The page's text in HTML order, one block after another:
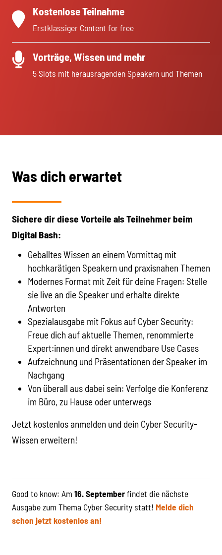
Kostenlose Teilnahme
Erstklassiger Content for free
Vorträge, Wissen und mehr
5 Slots mit herausragenden Speakern und Themen
Was dich erwartet
Sichere dir diese Vorteile als Teilnehmer beim
Digital Bash:
Geballtes Wissen an einem Vormittag mit
hochkarätigen Speakern und praxisnahen Themen
Modernes Format mit Zeit für deine Fragen: Stelle
sie live an die Speaker und erhalte direkte
Antworten
Spezialausgabe mit Fokus auf Cyber Security:
Freue dich auf aktuelle Themen, renommierte
Expert:innen und direkt anwendbare Use Cases
Aufzeichnung und Präsentationen der Speaker im
Nachgang
Von überall aus dabei sein: Verfolge die Konferenz
im Büro, zu Hause oder unterwegs
Jetzt kostenlos anmelden und dein Cyber Security-
Wissen erweitern!
Good to know: Am 16. Septemberfindet die nächste
Ausgabe zum Thema Cyber Security statt! Melde dich
schon jetzt kostenlos an!